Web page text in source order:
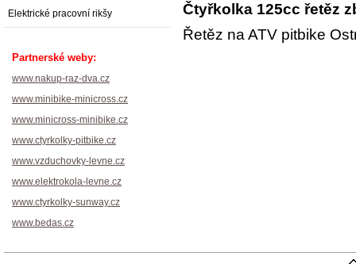
Elektrické pracovní rikšy
Partnerské weby:
www.nakup-raz-dva.cz
www.minibike-minicross.cz
www.minicross-minibike.cz
www.ctyrkolky-pitbike.cz
www.vzduchovky-levne.cz
www.elektrokola-levne.cz
www.ctyrkolky-sunway.cz
www.bedas.cz
Čtyřkolka 125cc řetěz
Řetěz na ATV pitbike